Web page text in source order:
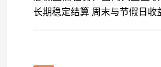
长期稳定结算 周末与节假日收